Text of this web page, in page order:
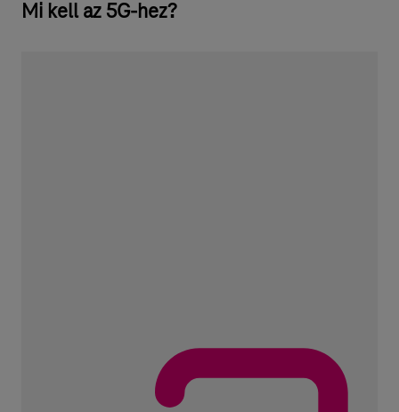
Mi kell az 5G-hez?